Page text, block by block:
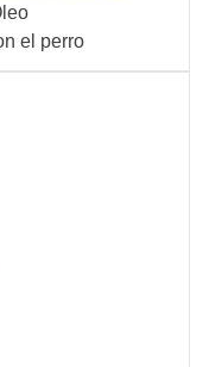
el perro